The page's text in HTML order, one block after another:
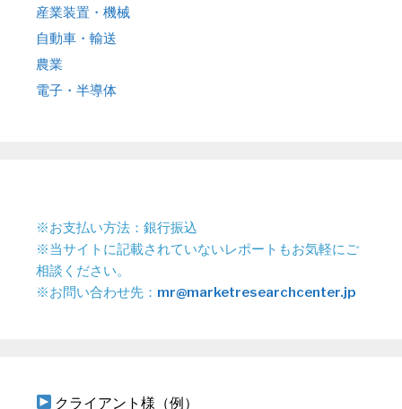
産業装置・機械
自動車・輸送
農業
電子・半導体
※お支払い方法：銀行振込
※当サイトに記載されていないレポートもお気軽にご
相談ください。
※お問い合わせ先： mr@marketresearchcenter.jp
クライアント様（例）